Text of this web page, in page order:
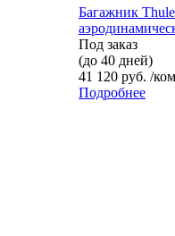
Багажник
Под заказ
(до 40 дней)
41 120 руб. /
Подробнее